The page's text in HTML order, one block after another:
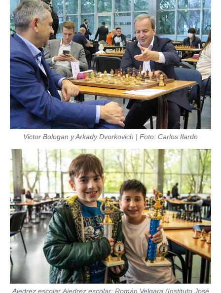
Victor Bologan y Arkady Dvorkovich | Foto: Carlos Ilardo
Ajedrez escolar Ajedrez escolar: Román Velgara (Instituto José